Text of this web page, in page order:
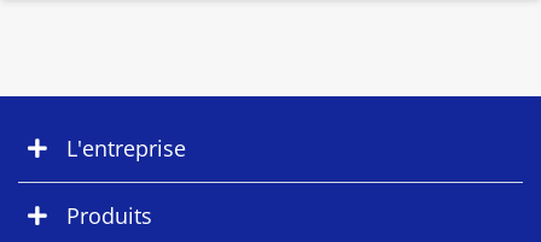
L'entreprise
Produits